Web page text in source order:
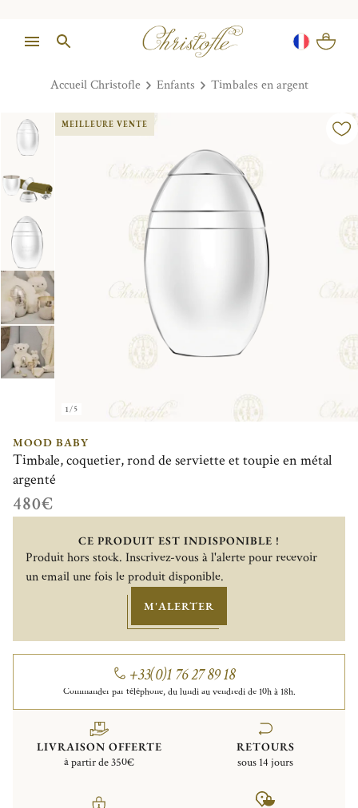
Accueil Christofle Enfants Timbales en argent
1/5
MEILLEURE VENTE
MOOD BABY
Timbale, coquetier, rond de serviette et toupie en métal
argenté
480€
CE PRODUIT EST INDISPONIBLE !
Produit hors stock. Inscrivez-vous à l'alerte pour recevoir
un email une fois le produit disponible.
M'ALERTER
+33(0)1 76 27 89 18
Commander par téléphone, du lundi au vendredi de 10h à 18h.
LIVRAISON OFFERTE
à partir de 350€
RETOURS
sous 14 jours